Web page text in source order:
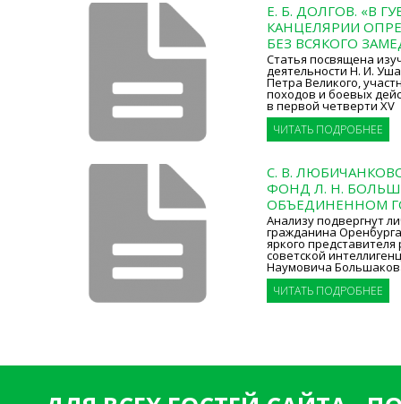
Е. Б. ДОЛГОВ. «В
КАНЦЕЛЯРИИ
БЕЗ ВСЯКОГО
Статья посвящена
деятельности Н. И.
Петра Великого,
походов и боевых
в первой четверти XV
ЧИТАТЬ ПОДРОБНЕЕ
С. В.
ФОНД Л. Н.
ОБЪЕДИНЕННОМ
Анализу подвергнут
гражданина
яркого
советской
Наумовича
ЧИТАТЬ ПОДРОБНЕЕ